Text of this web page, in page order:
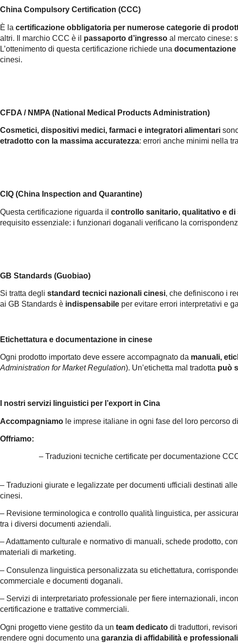
China Compulsory Certification (CCC)
È la certificazione obbligatoria per numerose categorie di
altri. Il marchio CCC è il passaporto d’ingresso al mercato cinese:
L’ottenimento di questa certificazione richiede una
cinesi.
CFDA / NMPA (National Medical Products Administration)
Cosmetici, dispositivi medici, farmaci e integratori alimentari
etradotto con la massima accuratezza: errori anche minimi nella
CIQ (China Inspection and Quarantine)
Questa certificazione riguarda il controllo sanitario, qualitativo e di
requisito essenziale: i funzionari doganali verificano la
GB Standards (Guobiao)
Si tratta degli standard tecnici nazionali cinesi, che definiscono i
ai GB Standards è indispensabile per evitare errori interpretativi e
Etichettatura e documentazione in cinese
Ogni prodotto importato deve essere accompagnato da manuali,
Administration for Market Regulation). Un’etichetta mal tradotta può
I nostri servizi linguistici per l’export in Cina
Accompagniamo le imprese italiane in ogni fase del loro percorso
Offriamo:
– Traduzioni tecniche certificate per documentazione
– Traduzioni giurate e legalizzate per documenti ufficiali destinati
cinesi.
– Revisione terminologica e controllo qualità linguistica, per
tra i diversi documenti aziendali.
– Adattamento culturale e normativo di manuali, schede prodotto,
materiali di marketing.
– Consulenza linguistica personalizzata su etichettatura,
commerciale e documenti doganali.
– Servizi di interpretariato professionale per fiere internazionali,
certificazione e trattative commerciali.
Ogni progetto viene gestito da un team dedicato di traduttori,
rendere ogni documento una garanzia di affidabilità e